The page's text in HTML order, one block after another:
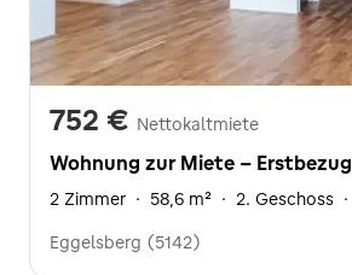
752 € Nettokaltmiete
Wohnung zur Miete - Erstbezug
2 Zimmer · 58,6 m² · 2. Geschoss ·
Eggelsberg (5142)